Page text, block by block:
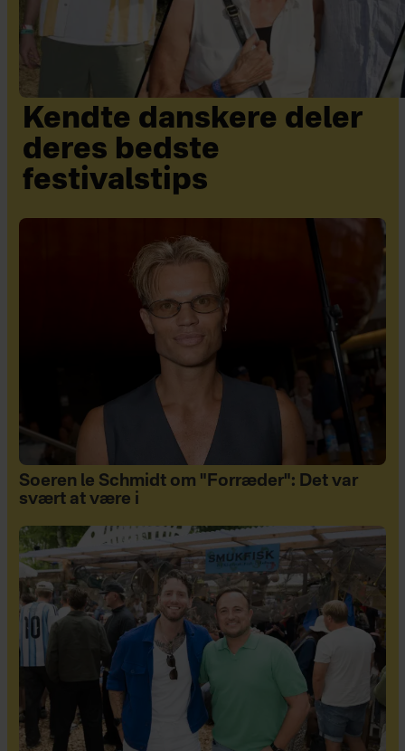
Kendte danskere deler
deres bedste
festivalstips
Soeren le Schmidt om "Forræder": Det var
svært at være i